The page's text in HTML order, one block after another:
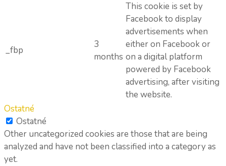
_fbp
3
months
This cookie is set by
Facebook to display
advertisements when
either on Facebook or
on a digital platform
powered by Facebook
advertising, after visiting
the website.
Ostatné
Ostatné
Other uncategorized cookies are those that are being
analyzed and have not been classified into a category as
yet.